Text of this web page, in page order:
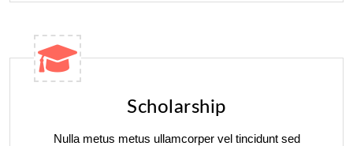
Scholarship
Nulla metus metus ullamcorper vel tincidunt sed